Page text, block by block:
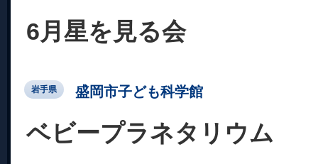
6月星を見る会
岩手県 盛岡市子ども科学館
ベビープラネタリウム